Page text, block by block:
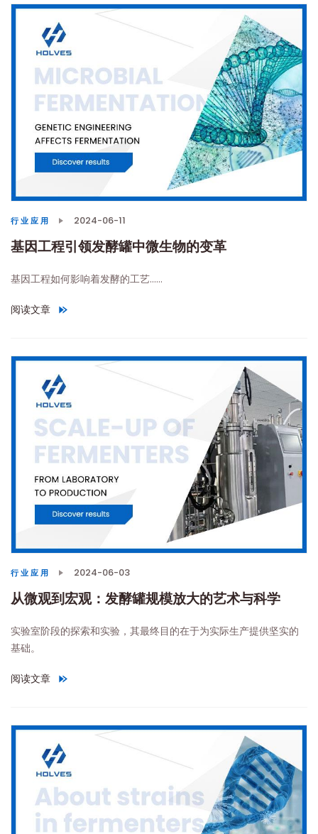
基因工程引领发酵罐中微生物的变革
基因工程如何影响着发酵的工艺……
阅读文章
"基因工程引领发酵罐中微生物的变革"
2024-06-11
行业应用
从微观到宏观：发酵罐规模放大的艺术与科学
实验室阶段的探索和实验，其最终目的在于为实际生产提供坚实的
基础。
阅读文章
"从微观到宏观：发酵罐规模放大的艺术与科学"
2024-06-03
行业应用